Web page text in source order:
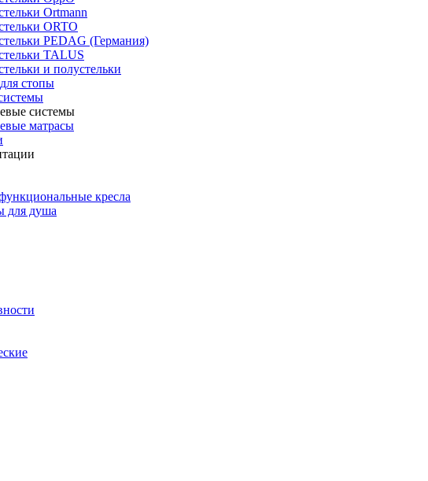
Ortmann
ORTO
PEDAG (Германия)
TALUS
и полустельки
стопы
системы
матрасы
кресла
для душа